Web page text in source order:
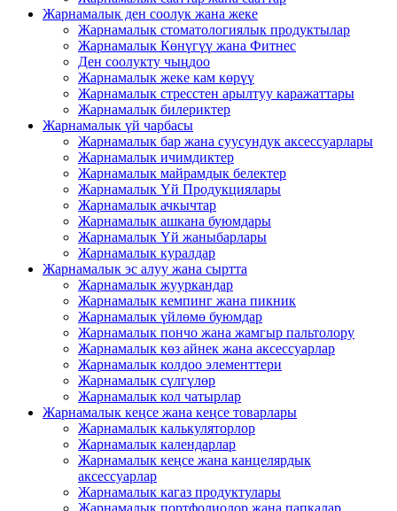
Жарнамалык ден соолук жана жеке
Жарнамалык стоматологиялык продуктылар
Жарнамалык Көнүгүү жана Фитнес
Ден соолукту чыңдоо
Жарнамалык жеке кам көрүү
Жарнамалык стресстен арылтуу каражаттары
Жарнамалык билериктер
Жарнамалык үй чарбасы
Жарнамалык бар жана суусундук аксессуарлары
Жарнамалык ичимдиктер
Жарнамалык майрамдык белектер
Жарнамалык Үй Продукциялары
Жарнамалык ачкычтар
Жарнамалык ашкана буюмдары
Жарнамалык Үй жаныбарлары
Жарнамалык куралдар
Жарнамалык эс алуу жана сыртта
Жарнамалык жууркандар
Жарнамалык кемпинг жана пикник
Жарнамалык үйлөмө буюмдар
Жарнамалык пончо жана жамгыр пальтолору
Жарнамалык көз айнек жана аксессуарлар
Жарнамалык колдоо элементтери
Жарнамалык сүлгүлөр
Жарнамалык кол чатырлар
Жарнамалык кеңсе жана кеңсе товарлары
Жарнамалык калькуляторлор
Жарнамалык календарлар
Жарнамалык кеңсе жана канцелярдык
аксессуарлар
Жарнамалык кагаз продуктулары
Жарнамалык портфолиолор жана папкалар